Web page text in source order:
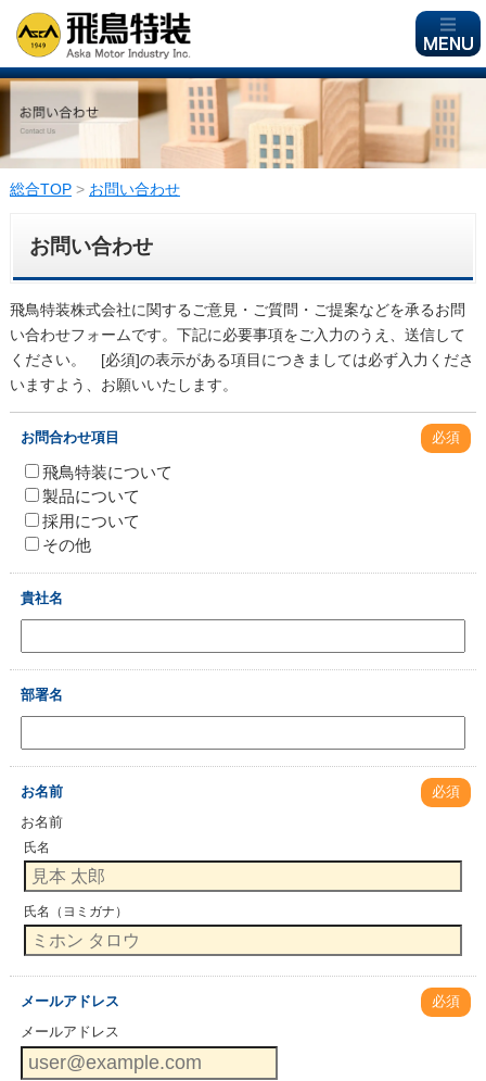
総合TOP > お問い合わせ
お問い合わせ
飛鳥特装株式会社に関するご意見・ご質問・ご提案などを承るお問
い合わせフォームです。下記に必要事項をご入力のうえ、送信して
ください。 [必須]の表示がある項目につきましては必ず入力くださ
いますよう、お願いいたします。
お問合わせ項目 必須
飛鳥特装について
製品について
採用について
その他
貴社名
部署名
お名前
必須
お名前
氏名
氏名（ヨミガナ）
メールアドレス
必須
メールアドレス